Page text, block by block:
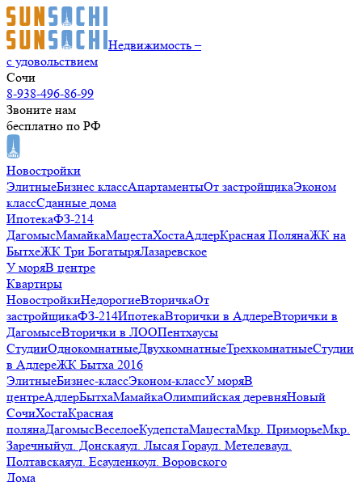
Недвижимость –
с удовольствием
Сочи
8-938-496-86-99
Звоните нам
бесплатно по РФ
Новостройки
ЭлитныеБизнес классАпартаментыОт застройщикаЭконом
классСданные дома
ИпотекаФЗ-214
ДагомысМамайкаМацестаХостаАдлерКрасная ПолянаЖК на
БытхеЖК Три БогатыряЛазаревское
У моряВ центре
Квартиры
НовостройкиНедорогиеВторичкаОт
застройщикаФЗ-214ИпотекаВторички в АдлереВторички в
ДагомысеВторички в ЛООПентхаусы
СтудииОднокомнатныеДвухкомнатныеТрехкомнатныеСтудии
в АдлереЖК Бытха 2016
ЭлитныеБизнес-классЭконом-классУ моряВ
центреАдлерБытхаМамайкаОлимпийская деревняНовый
СочиХостаКрасная
полянаДагомысВеселоеКудепстаМацестаМкр. ПриморьеМкр.
Заречныйул. Донскаяул. Лысая Гораул. Метелеваул.
Полтавскаяул. Есауленкоул. Воровского
Дома